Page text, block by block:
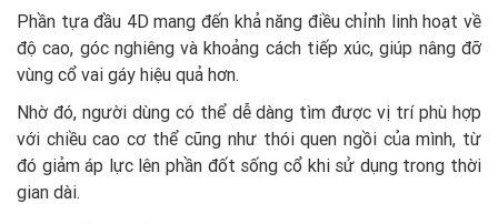
Phần tựa đầu 4D mang đến khả năng điều chỉnh linh hoạt về
độ cao, góc nghiêng và khoảng cách tiếp xúc, giúp nâng đỡ
vùng cổ vai gáy hiệu quả hơn.
Nhờ đó, người dùng có thể dễ dàng tìm được vị trí phù hợp
với chiều cao cơ thể cũng như thói quen ngồi của mình, từ
đó giảm áp lực lên phần đốt sống cổ khi sử dụng trong thời
gian dài.